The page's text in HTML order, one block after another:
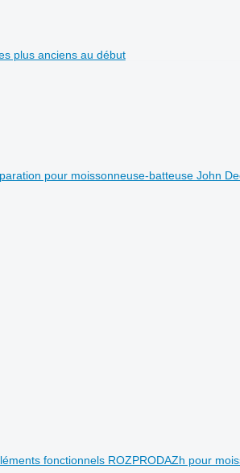
plus anciens au début
pour moissonneuse-batteuse John
fonctionnels ROZPRODAZh pour